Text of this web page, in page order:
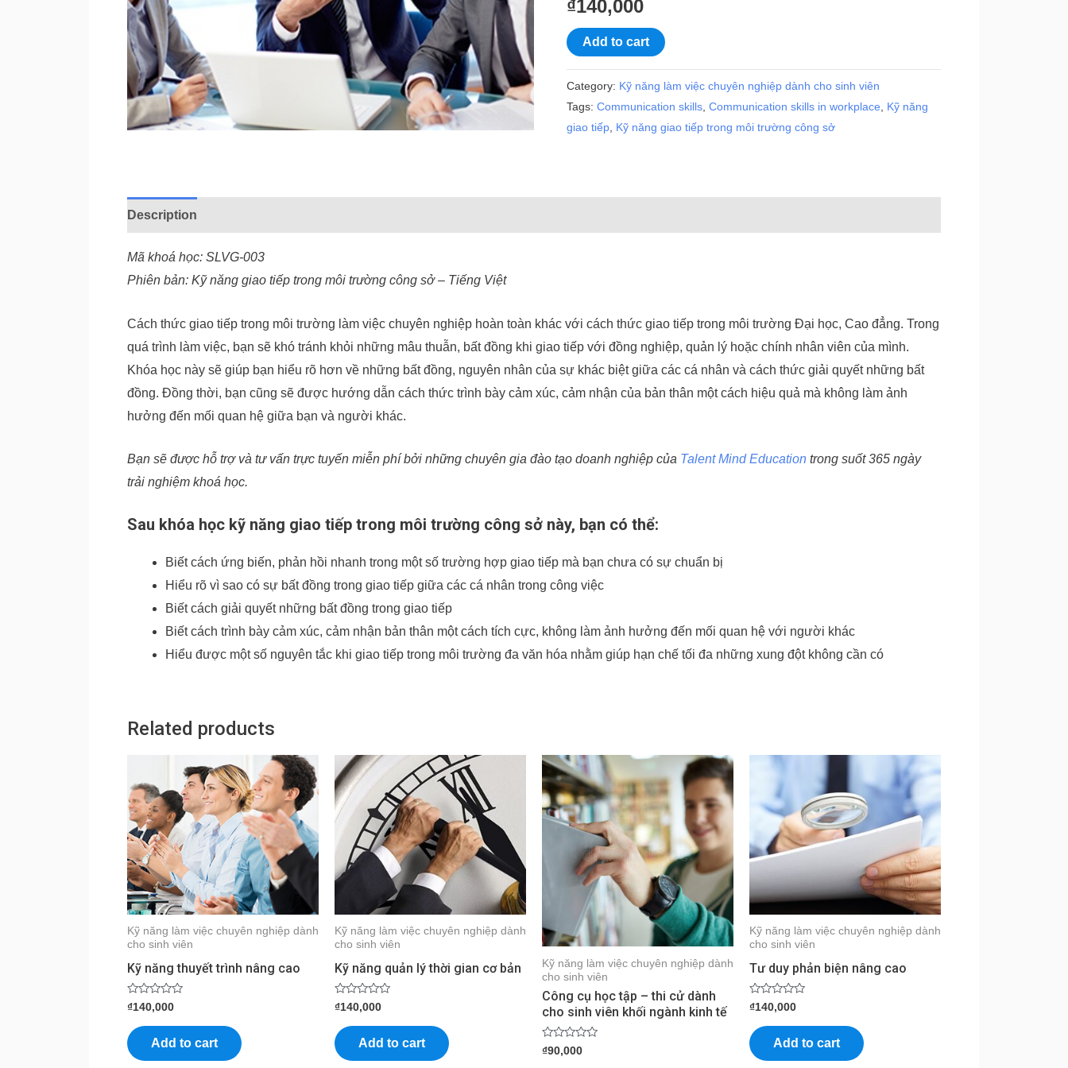
₫140,000
công
sở
quantity
Add to cart
Category: Kỹ năng làm việc chuyên nghiệp dành cho sinh viên
Tags: Communication skills, Communication skills in workplace
Kỹ năng
giao tiếp, Kỹ năng giao tiếp trong môi trường công sở
Description
Mã khoá học: SLVG-003
Phiên bản: Kỹ năng giao tiếp trong môi trường công sở – Tiếng Việt
Cách thức giao tiếp trong môi trường làm việc chuyên nghiệp hoàn toàn khác với cách thức giao tiếp trong môi trường Đại học, Cao đẳng. Trong
quá trình làm việc, bạn sẽ khó tránh khỏi những mâu thuẫn, bất đồng khi giao tiếp với đồng nghiệp, quản lý hoặc chính nhân viên của mình.
Khóa học này sẽ giúp bạn hiểu rõ hơn về những bất đồng, nguyên nhân của sự khác biệt giữa các cá nhân và cách thức giải quyết những bất
đồng. Đồng thời, bạn cũng sẽ được hướng dẫn cách thức trình bày cảm xúc, cảm nhận của bản thân một cách hiệu quả mà không làm ảnh
hưởng đến mối quan hệ giữa bạn và người khác.
Bạn sẽ được hỗ trợ và tư vấn trực tuyến miễn phí bởi những chuyên gia đào tạo doanh nghiệp của Talent Mind Education trong suốt 365 ngày
trải nghiệm khoá học.
Sau khóa học kỹ năng giao tiếp trong môi trường công sở này, bạn có thể:
Biết cách ứng biến, phản hồi nhanh trong một số trường hợp giao tiếp mà bạn chưa có sự chuẩn bị
Hiểu rõ vì sao có sự bất đồng trong giao tiếp giữa các cá nhân trong công việc
Biết cách giải quyết những bất đồng trong giao tiếp
Biết cách trình bày cảm xúc, cảm nhận bản thân một cách tích cực, không làm ảnh hưởng đến mối quan hệ với người khác
Hiểu được một số nguyên tắc khi giao tiếp trong môi trường đa văn hóa nhằm giúp hạn chế tối đa những xung đột không cần có
Related products
Kỹ năng làm việc chuyên nghiệp dành
cho sinh viên
Kỹ năng thuyết trình nâng cao
Rated
out
of
5
₫140,000
Add to cart
Kỹ năng làm việc chuyên nghiệp dành
cho sinh viên
Kỹ năng quản lý thời gian cơ bản
Rated
out
of
5
₫140,000
Add to cart
Kỹ năng làm việc chuyên nghiệp dành
cho sinh viên
Công cụ học tập – thi cử dành
cho sinh viên khối ngành kinh tế
Rated
₫90,000
Kỹ năng làm việc chuyên nghiệp dành
cho sinh viên
Tư duy phản biện nâng cao
Rated
out
of
5
₫140,000
Add to cart